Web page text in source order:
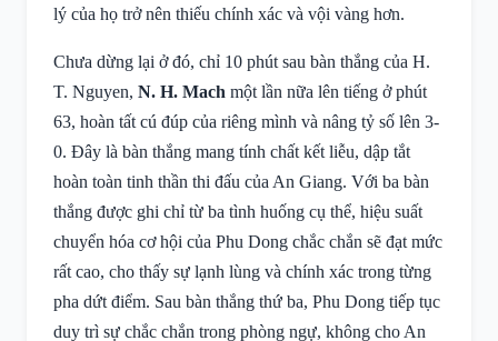
lý của họ trở nên thiếu chính xác và vội vàng hơn.
Chưa dừng lại ở đó, chỉ 10 phút sau bàn thắng của H.
T. Nguyen, N. H. Mach một lần nữa lên tiếng ở phút
63, hoàn tất cú đúp của riêng mình và nâng tỷ số lên 3-
0. Đây là bàn thắng mang tính chất kết liễu, dập tắt
hoàn toàn tinh thần thi đấu của An Giang. Với ba bàn
thắng được ghi chỉ từ ba tình huống cụ thể, hiệu suất
chuyển hóa cơ hội của Phu Dong chắc chắn sẽ đạt mức
rất cao, cho thấy sự lạnh lùng và chính xác trong từng
pha dứt điểm. Sau bàn thắng thứ ba, Phu Dong tiếp tục
duy trì sự chắc chắn trong phòng ngự, không cho An